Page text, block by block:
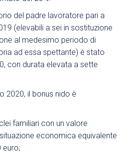
del padre lavoratore pari a
(elevabili a sei in sostituzione
al medesimo periodo di
ad essa spettante) è stato
con durata elevata a sette
2020, il bonus nido è
familiari con un valore
economica equivalente
euro;